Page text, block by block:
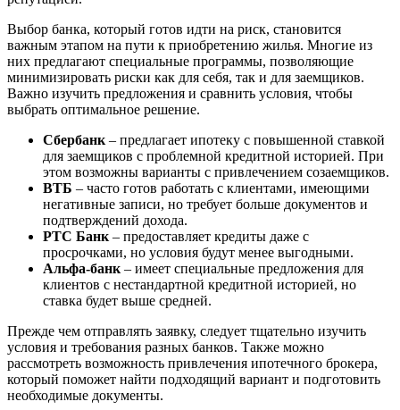
Выбор банка, который готов идти на риск, становится
важным этапом на пути к приобретению жилья. Многие из
них предлагают специальные программы, позволяющие
минимизировать риски как для себя, так и для заемщиков.
Важно изучить предложения и сравнить условия, чтобы
выбрать оптимальное решение.
Сбербанк – предлагает ипотеку с повышенной ставкой
для заемщиков с проблемной кредитной историей. При
этом возможны варианты с привлечением созаемщиков.
ВТБ – часто готов работать с клиентами, имеющими
негативные записи, но требует больше документов и
подтверждений дохода.
РТС Банк – предоставляет кредиты даже с
просрочками, но условия будут менее выгодными.
Альфа-банк – имеет специальные предложения для
клиентов с нестандартной кредитной историей, но
ставка будет выше средней.
Прежде чем отправлять заявку, следует тщательно изучить
условия и требования разных банков. Также можно
рассмотреть возможность привлечения ипотечного брокера,
который поможет найти подходящий вариант и подготовить
необходимые документы.